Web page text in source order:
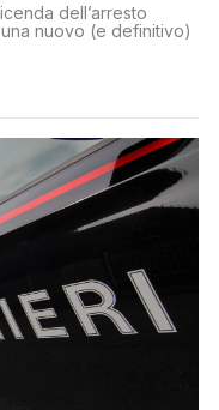
dell’arresto
nuovo (e definitivo)